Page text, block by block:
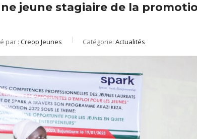
jeune stagiaire de la
par : Creop Jeunes Catégorie: Actualités